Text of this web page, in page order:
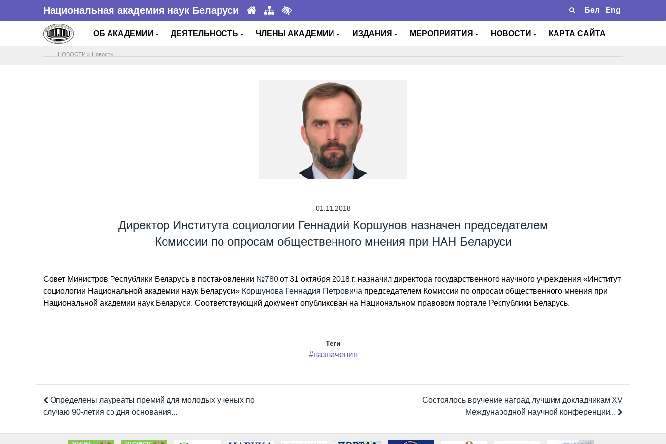
Национальная академия наук Беларуси Бел Eng
ОБ АКАДЕМИИ ДЕЯТЕЛЬНОСТЬ ЧЛЕНЫ АКАДЕМИИ ИЗДАНИЯ МЕРОПРИЯТИЯ НОВОСТИ КАРТА САЙТА
НОВОСТИ > Новости
01.11.2018
Директор Института социологии Геннадий Коршунов назначен председателем
Комиссии по опросам общественного мнения при НАН Беларуси
Совет Министров Республики Беларусь в постановлении №780 от 31 октября 2018 г. назначил директора государственного научного учреждения «Институт
социологии Национальной академии наук Беларуси» Коршунова Геннадия Петровича председателем Комиссии по опросам общественного мнения при
Национальной академии наук Беларуси. Соответствующий документ опубликован на Национальном правовом портале Республики Беларусь.
Теги
#назначения
Определены лауреаты премий для молодых ученых по
случаю 90-летия со дня основания...
Состоялось вручение наград лучшим докладчикам XV
Международной научной конференции...